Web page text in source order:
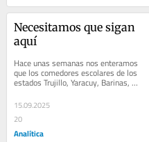
Necesitamos que sigan
aquí
Hace unas semanas nos enteramos
que los comedores escolares de los
estados Trujillo, Yaracuy, Barinas,
Anzoátegui y Monagas dejarán de…
15.09.2025
20
Analítica